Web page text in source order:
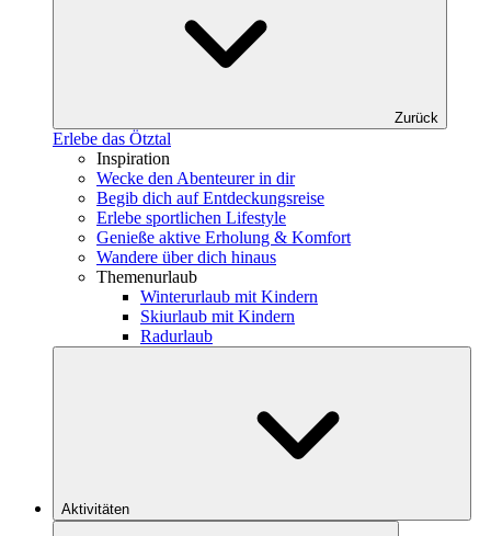
Zurück
Erlebe das Ötztal
Inspiration
Wecke den Abenteurer in dir
Begib dich auf Entdeckungsreise
Erlebe sportlichen Lifestyle
Genieße aktive Erholung & Komfort
Wandere über dich hinaus
Themenurlaub
Winterurlaub mit Kindern
Skiurlaub mit Kindern
Radurlaub
Aktivitäten